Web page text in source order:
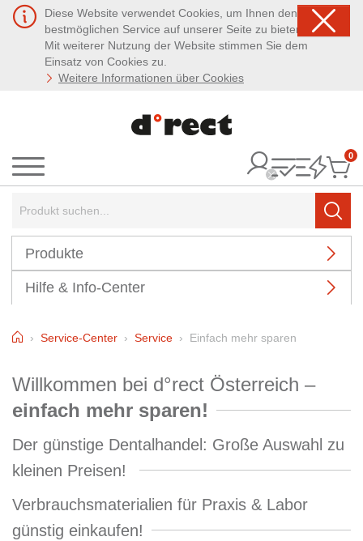
Diese Website verwendet Cookies, um Ihnen den
bestmöglichen Service auf unserer Seite zu bieten.
Mit weiterer Nutzung der Website stimmen Sie dem
Einsatz von Cookies zu.
Weitere Informationen über Cookies
Menü
0
Produkte
Hilfe & Info-Center
HomeService-Center Service Einfach mehr sparen
Willkommen bei d°rect Österreich –
einfach mehr sparen!
Der günstige Dentalhandel: Große Auswahl zu
kleinen Preisen!
Verbrauchsmaterialien für Praxis & Labor
günstig einkaufen!